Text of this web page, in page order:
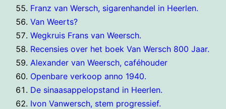
Franz van Wersch, sigarenhandel in Heerlen.
Van Weerts?
Wegkruis Frans van Weersch.
Recensies over het boek Van Wersch 800 Jaar.
Alexander van Weersch, caféhouder
Openbare verkoop anno 1940.
De sinaasappelopstand in Heerlen.
Ivon Vanwersch, stem progressief.